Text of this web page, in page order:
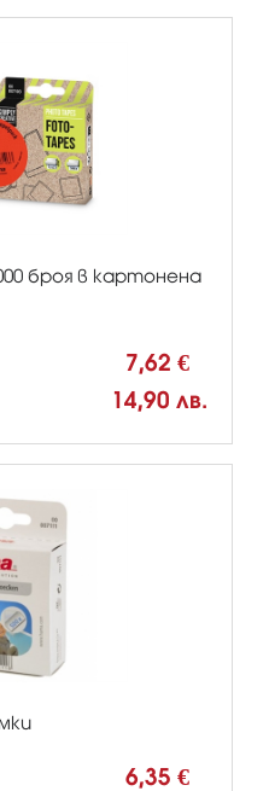
броя в картонена
7,62 €
14,90 лв.
6,35 €